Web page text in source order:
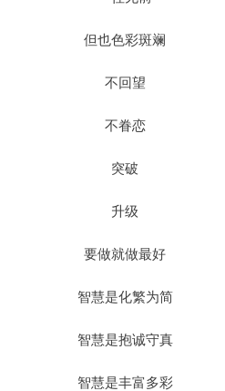
但也色彩斑斓
不回望
不眷恋
突破
升级
要做就做最好
智慧是化繁为简
智慧是抱诚守真
智慧是丰富多彩